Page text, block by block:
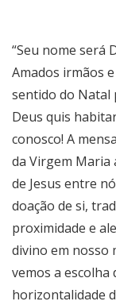
“Seu nome será
Amados irmãos
sentido do Natal
Deus quis
conosco! A
da Virgem Maria
de Jesus entre
doação de si,
proximidade e
divino em nosso
vemos a escolha
horizontalidade